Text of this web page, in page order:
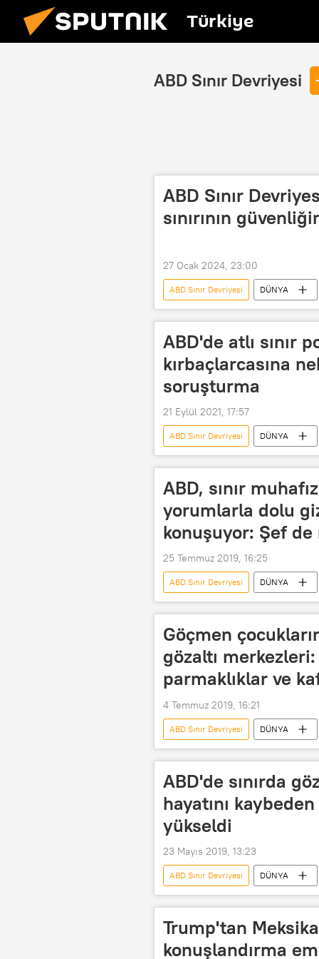
Türkiye
ABD Sınır Devriyesi
ABD Sınır
sınırının
27 Ocak 2024, 23:00
ABD Sınır Devriyesi DÜNYA
Sınır Devriye Birlikleri
ABD'de atlı sınır
kırbaçlarcasına
soruşturma
21 Eylül 2021, 17:57
ABD Sınır Devriyesi DÜNYA
at
Sığır Rio
ABD, sınır
yorumlarla dolu
konuşuyor: Şef
25 Temmuz 2019, 16:25
ABD Sınır Devriyesi DÜNYA
ABD Gümrük ve Sınır Muhafaza Birimi
Göçmen
gözaltı
parmaklıklar ve
4 Temmuz 2019, 16:21
ABD Sınır Devriyesi DÜNYA
ABD
ABD Gümrük ve Sınır
ABD'de sınırda
hayatını
yükseldi
23 Mayıs 2019, 13:23
ABD Sınır Devriyesi DÜNYA
El Salvador
ABD Sağlık ve
Guatemala
Trump'tan Meksika
konuşlandırma